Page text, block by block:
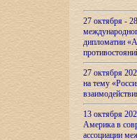
27 октября -
дипломатии
27 октября
на тему
13 октября
Америка в
ассоциации